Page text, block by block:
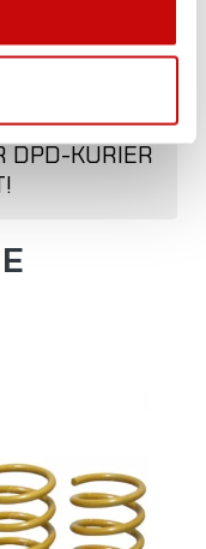
UNSEREM
DPD-KURIER